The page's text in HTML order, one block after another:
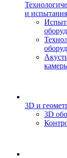
и испытания
3D и
3D